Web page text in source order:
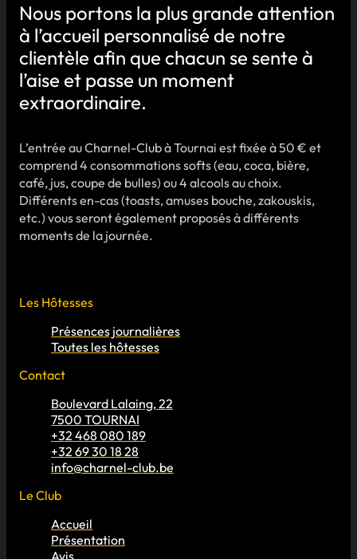
Nous portons la plus grande attention
à l’accueil personnalisé de notre
clientèle afin que chacun se sente à
l’aise et passe un moment
extraordinaire.
L’entrée au Charnel-Club à Tournai est fixée à 50 € et
comprend 4 consommations softs (eau, coca, bière,
café, jus, coupe de bulles) ou 4 alcools au choix.
Différents en-cas (toasts, amuses bouche, zakouskis,
etc.) vous seront également proposés à différents
moments de la journée.
Les Hôtesses
Présences journalières
Toutes les hôtesses
Contact
Boulevard Lalaing, 22
7500 TOURNAI
+32 468 080 189
+32 69 30 18 28
info@charnel-club.be
Le Club
Accueil
Présentation